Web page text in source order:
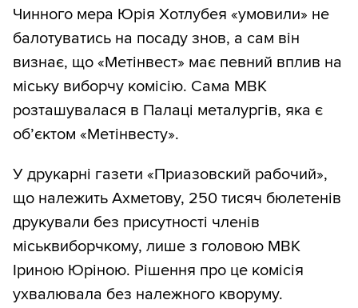
Чинного мера Юрія Хотлубея «умовили» не
балотуватись на посаду знов, а сам він
визнає, що «Метінвест» має певний вплив на
міську виборчу комісію. Сама МВК
розташувалася в Палаці металургів, яка є
об’єктом «Метінвесту».
У друкарні газети «Приазовский рабочий»,
що належить Ахметову, 250 тисяч бюлетенів
друкували без присутності членів
міськвиборчкому, лише з головою МВК
Іриною Юріною. Рішення про це комісія
ухвалювала без належного кворуму.